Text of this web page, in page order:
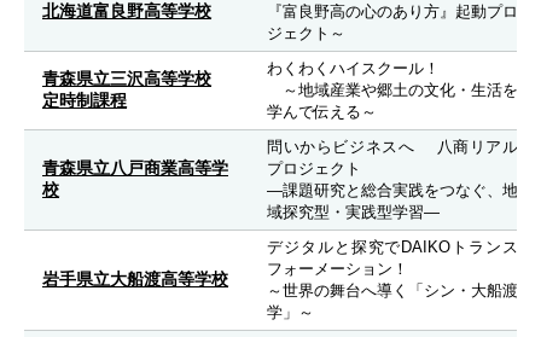
北海道富良野高等学校
『富良野高の心のあり方』起動プロ
ジェクト～
青森県立三沢高等学校
定時制課程
わくわくハイスクール！
～地域産業や郷土の文化・生活を
学んで伝える～
青森県立八戸商業高等学
校
問いからビジネスへ 八商リアル
プロジェクト
―課題研究と総合実践をつなぐ、地
域探究型・実践型学習―
岩手県立大船渡高等学校
デジタルと探究でDAIKOトランス
フォーメーション！
～世界の舞台へ導く「シン・大船渡
学」～